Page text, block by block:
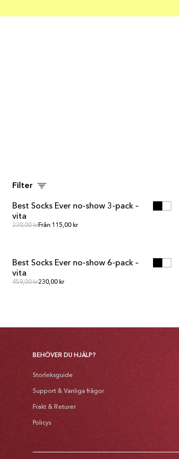
Filter
Best Socks Ever no-show 3-pack –
vita
Ordinarie pris
230,00 krOrdinarie pris
Från 115,00 kr
MULTIPACK
Best Socks Ever no-show 6-pack –
vita
Ordinarie pris
459,00 krOrdinarie pris
230,00 kr
BEHÖVER DU HJÄLP?
Storleksguide
Support & Vanliga frågor
Frakt & Returer
Policys